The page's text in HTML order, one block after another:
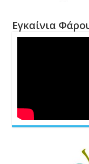
Εγκαίνια